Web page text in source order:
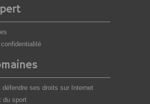
défendre ses droits sur Internet
du sport